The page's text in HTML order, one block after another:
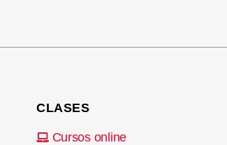
CLASES
Cursos online